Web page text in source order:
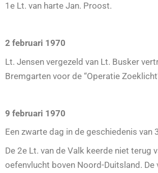
1e Lt. van harte Jan. Proost.
2 februari 1970
Lt. Jensen vergezeld van Lt. Busker
Bremgarten voor de “Operatie
9 februari 1970
Een zwarte dag in de geschiedenis van
De 2e Lt. van de Valk keerde niet terug
oefenvlucht boven Noord-Duitsland. De